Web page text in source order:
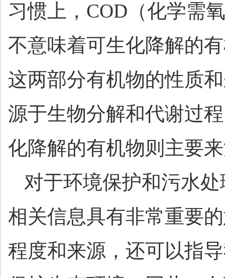
习惯上， COD（化学需
不意味着可生化降解的
这两部分有机物的性质
源于生物分解和代谢过
化降解的有机物则主要
对于环境保护和污水
相关信息具有非常重要
程度和来源，还可以指